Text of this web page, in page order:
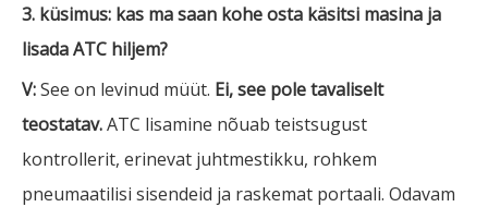
3. küsimus: kas ma saan kohe osta käsitsi masina ja
lisada ATC hiljem?
V:See on levinud müüt. Ei, see pole tavaliselt
teostatav.ATC lisamine nõuab teistsugust
kontrollerit, erinevat juhtmestikku, rohkem
pneumaatilisi sisendeid ja raskemat portaali. Odavam